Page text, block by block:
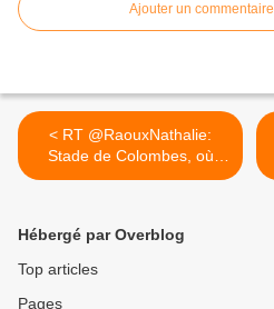
Ajouter un commentaire
< RT @RaouxNathalie:
Stade de Colombes, où
des...
Hébergé par Overblog
Top articles
Pages